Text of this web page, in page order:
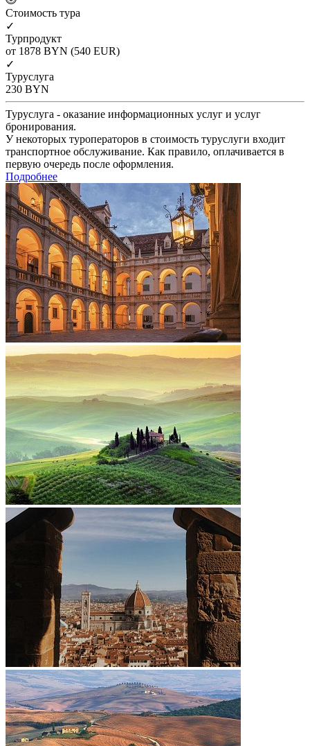
Cтоимость тура
✓
Турпродукт
от 1878 BYN (540 EUR)
✓
Туруслуга
230 BYN
Туруслуга - оказание информационных услуг и услуг
бронирования.
У некоторых туроператоров в стоимость туруслуги входит
транспортное обслуживание. Как правило, оплачивается в
первую очередь после оформления.
Подробнее